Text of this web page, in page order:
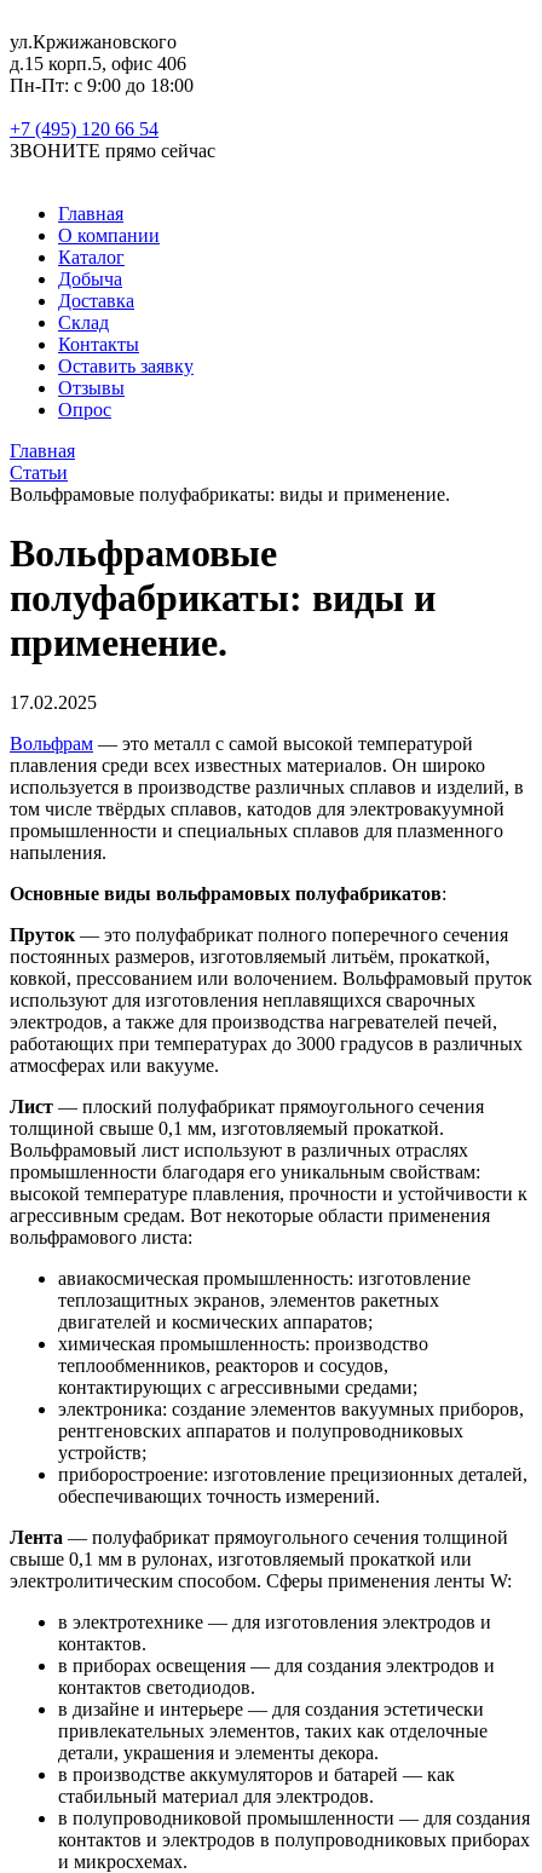
ул.Кржижановского
д.15 корп.5, офис 406
Пн-Пт: с 9:00 до 18:00
+7 (495) 120 66 54
ЗВОНИТЕ прямо сейчас
Главная
О компании
Каталог
Добыча
Доставка
Склад
Контакты
Оставить заявку
Отзывы
Опрос
Главная
Статьи
Вольфрамовые полуфабрикаты: виды и применение.
Вольфрамовые
полуфабрикаты: виды и
применение.
17.02.2025
Вольфрам — это металл с самой высокой температурой
плавления среди всех известных материалов. Он широко
используется в производстве различных сплавов и изделий, в
том числе твёрдых сплавов, катодов для электровакуумной
промышленности и специальных сплавов для плазменного
напыления.
Основные виды вольфрамовых полуфабрикатов:
Пруток — это полуфабрикат полного поперечного сечения
постоянных размеров, изготовляемый литьём, прокаткой,
ковкой, прессованием или волочением. Вольфрамовый пруток
используют для изготовления неплавящихся сварочных
электродов, а также для производства нагревателей печей,
работающих при температурах до 3000 градусов в различных
атмосферах или вакууме.
Лист — плоский полуфабрикат прямоугольного сечения
толщиной свыше 0,1 мм, изготовляемый прокаткой.
Вольфрамовый лист используют в различных отраслях
промышленности благодаря его уникальным свойствам:
высокой температуре плавления, прочности и устойчивости к
агрессивным средам. Вот некоторые области применения
вольфрамового листа:
авиакосмическая промышленность: изготовление
теплозащитных экранов, элементов ракетных
двигателей и космических аппаратов;
химическая промышленность: производство
теплообменников, реакторов и сосудов,
контактирующих с агрессивными средами;
электроника: создание элементов вакуумных приборов,
рентгеновских аппаратов и полупроводниковых
устройств;
приборостроение: изготовление прецизионных деталей,
обеспечивающих точность измерений.
Лента — полуфабрикат прямоугольного сечения толщиной
свыше 0,1 мм в рулонах, изготовляемый прокаткой или
электролитическим способом. Сферы применения ленты W:
в электротехнике — для изготовления электродов и
контактов.
в приборах освещения — для создания электродов и
контактов светодиодов.
в дизайне и интерьере — для создания эстетически
привлекательных элементов, таких как отделочные
детали, украшения и элементы декора.
в производстве аккумуляторов и батарей — как
стабильный материал для электродов.
в полупроводниковой промышленности — для создания
контактов и электродов в полупроводниковых приборах
и микросхемах.